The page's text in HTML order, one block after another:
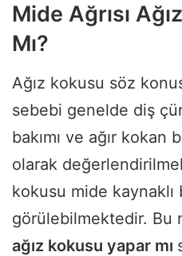
Mide Ağrısı
Mı?
Ağız kokusu söz
sebebi genelde diş
bakımı ve ağır
olarak
kokusu mide
görülebilmektedir. Bu
ağız kokusu yapar mı